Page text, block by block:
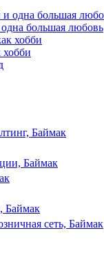
большая любовь
хобби
Баймак
Баймак
Баймак
сеть, Баймак